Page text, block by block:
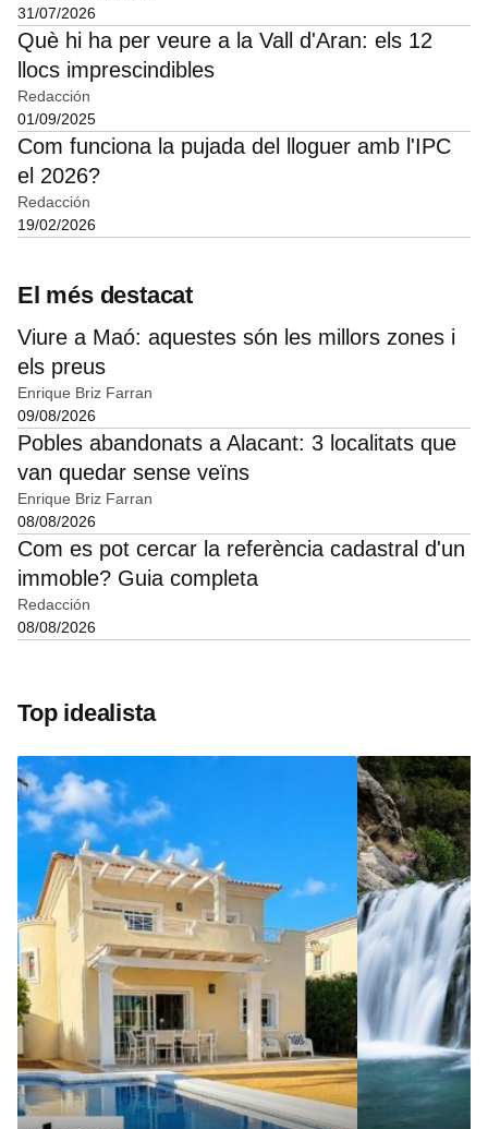
31/07/2026
Què hi ha per veure a la Vall d'Aran: els 12
llocs imprescindibles
Redacción
01/09/2025
Com funciona la pujada del lloguer amb l'IPC
el 2026?
Redacción
19/02/2026
El més destacat
Viure a Maó: aquestes són les millors zones i
els preus
Enrique Briz Farran
09/08/2026
Pobles abandonats a Alacant: 3 localitats que
van quedar sense veïns
Enrique Briz Farran
08/08/2026
Com es pot cercar la referència cadastral d'un
immoble? Guia completa
Redacción
08/08/2026
Top idealista